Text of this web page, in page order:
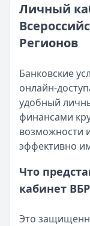
Личный
Регионов
Банковские
онлайн-
удобный
финансами
возможности
эффективно
Что
кабинет
Это